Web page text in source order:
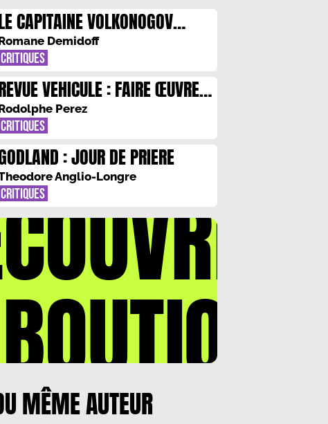
« shithole Thetford Mines », le trou du cul
du monde, comme tous les villages
Mais à Thetford s’ouvrent chaque
des fosses […]
CAPITAINE VOLKONOGOV
ECHAPPE : COURSE-
A LENINGRAD
Demidoff
CRITIQUES
VEHICULE : FAIRE ŒUVRE
TOUT GESTE
Perez
CRITIQUES
: JOUR DE PRIERE
Anglio-Longre
CRITIQUES
MÊME AUTEUR